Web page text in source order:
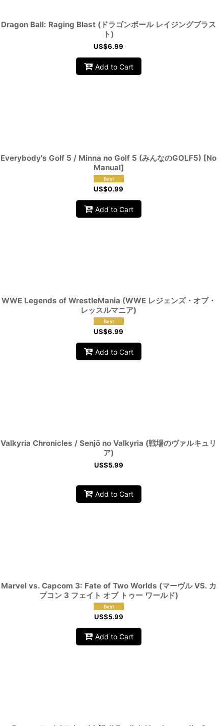
Dragon Ball: Raging Blast (ドラゴンボール レイジングブラス
ト)
US$6.99
Add to Cart
Everybody's Golf 5 / Minna no Golf 5 (みんなのGOLF5) [No
Manual]
US$0.99
Add to Cart
WWE Legends of WrestleMania (WWE レジェンズ・オブ・
レッスルマニア)
US$6.99
Add to Cart
Valkyria Chronicles / Senjō no Valkyria (戦場のヴァルキュリ
ア)
US$5.99
Add to Cart
Marvel vs. Capcom 3: Fate of Two Worlds (マーヴル VS. カ
プコン 3 フェイト オブ トゥー ワールド)
US$5.99
Add to Cart